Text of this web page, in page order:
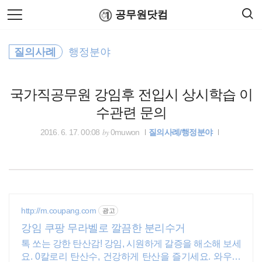
본
문
로
공무원닷컴
국가직공무원 강임후 전입시 상시학습 이
수관련 문의
질의사례 행정분야
2016. 6. 17. 00:08 by0muwon 질의사례/행정분야
http://m.coupang.com 광고
강임 쿠팡 무라벨로 깔끔한 분리수거
톡 쏘는 강한 탄산감! 강임, 시원하게 갈증을 해소해 보세
요. 0칼로리 탄산수, 건강하게 탄산을 즐기세요. 와우회
검
색
위택스
시간외근무수당
기초연금
코로나19
연말정산